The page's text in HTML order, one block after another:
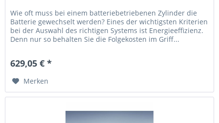
Wie oft muss bei einem batte­rie­be­triebenen Zylinder die
Batterie gewech­selt werden? Eines der wichtig­sten Krite­rien
bei der Aus­wahl des rich­tigen Sys­tems ist Energie­effizienz.
Denn nur so behalten Sie die Folge­kosten im Griff...
629,05 € *
Merken